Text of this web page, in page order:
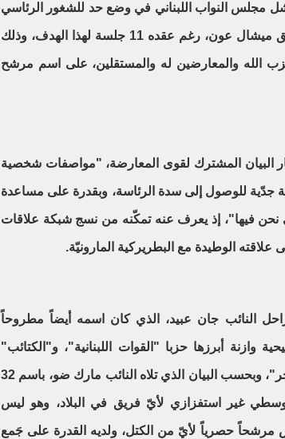
مجلس النواب اللبناني في وضع حد للشغور الرئاسي
بعد انتهاء ولاية الرئيس السابق ميشال عون، رغم عقده 11 جلسة لهذا الهدف، وذلك
الله والمعارضين له والمستقلين، على اسم مرشح
البيان المشترك لقوى المعارضة، "مواصفات شخصية
جدّية للوصول إلى سدة الرئاسة، وبقدرة على مساعدة
نحن فيها"، إذ يعرف عنه تمكّنه من نسج شبكة علاقات
علاقته الوطيدة مع البطريركية المارونيّة.
النائب جان عبيد، الذي كان اسمه أيضاً مطروحاً
وازنة أبرزها حزبا "القوات اللبنانية"، و"الكتائب"
إضافة إلى "التيار الوطني الحر"، وبحسب البيان الذي تلاه النائب مارك ضو، باسم 32
وسطي غير استفزازي لأيّ فريق في البلاد، وهو ليس
حصرياً لأيّ من الكتل، ولديه القدرة على جَمع